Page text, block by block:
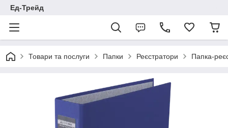
Ед-Трейд
Товари та послуги Папки Реєстратори Папка-